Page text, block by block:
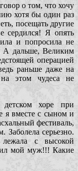
о том, что хочу
хотя бы один раз
посещать другие
сердился! Я опять
и попросила не
А дальше, Великим
операцией
раньше даже на
этом чудеса не
хоре при
я вместе с сыном и
фестиваль,
Заболела серьезно.
с высокой
мой муж!!! Какие